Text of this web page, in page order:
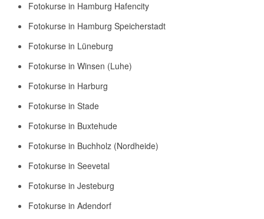
Fotokurse in Hamburg Hafencity
Fotokurse in Hamburg Speicherstadt
Fotokurse in Lüneburg
Fotokurse in Winsen (Luhe)
Fotokurse in Harburg
Fotokurse in Stade
Fotokurse in Buxtehude
Fotokurse in Buchholz (Nordheide)
Fotokurse in Seevetal
Fotokurse in Jesteburg
Fotokurse in Adendorf